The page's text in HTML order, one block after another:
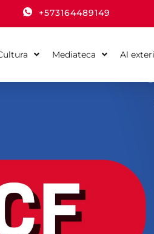
+573164489149
Mediateca Al